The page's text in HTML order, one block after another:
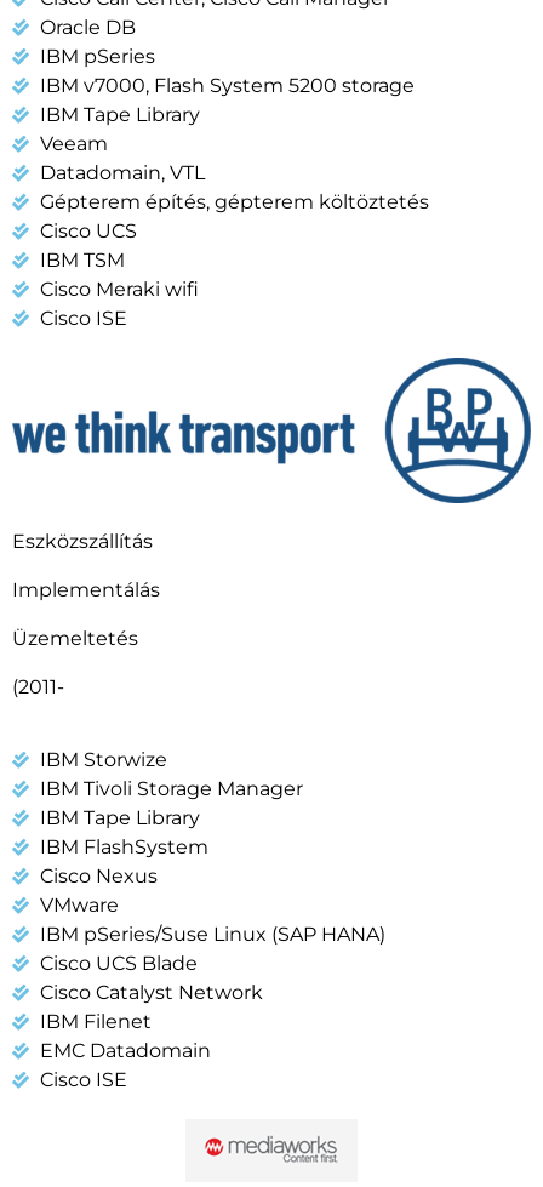
Oracle DB
IBM pSeries
IBM v7000, Flash System 5200 storage
IBM Tape Library
Veeam
Datadomain, VTL
Gépterem építés, gépterem költöztetés
Cisco UCS
IBM TSM
Cisco Meraki wifi
Cisco ISE
Eszközszállítás
Implementálás
Üzemeltetés
(2011-
IBM Storwize
IBM Tivoli Storage Manager
IBM Tape Library
IBM FlashSystem
Cisco Nexus
VMware
IBM pSeries/Suse Linux (SAP HANA)
Cisco UCS Blade
Cisco Catalyst Network
IBM Filenet
EMC Datadomain
Cisco ISE